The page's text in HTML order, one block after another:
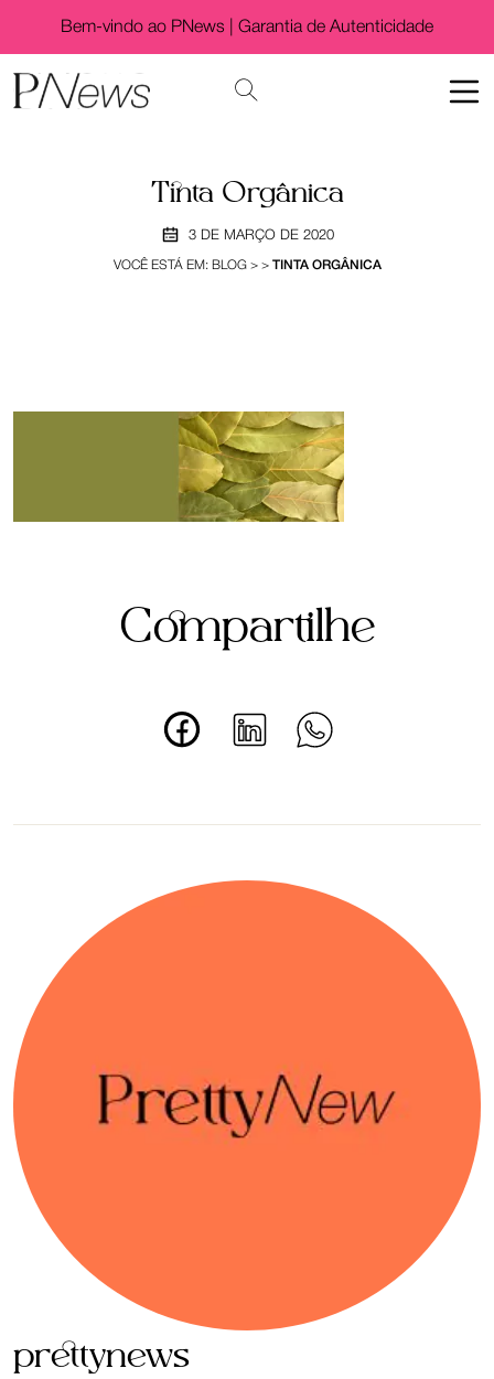
Bem-vindo ao PNews | Garantia de Autenticidade
Tinta Orgânica
3 DE MARÇO DE 2020
VOCÊ ESTÁ EM: BLOG> > TINTA ORGÂNICA
Compartilhe
prettynews